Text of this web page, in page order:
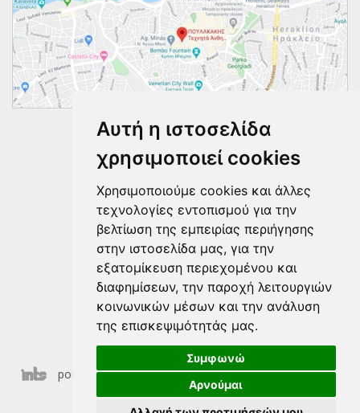
Αυτή η ιστοσελίδα
χρησιμοποιεί cookies
Χρησιμοποιούμε cookies και άλλες
τεχνολογίες εντοπισμού για την
βελτίωση της εμπειρίας περιήγησης
στην ιστοσελίδα μας, για την
εξατομίκευση περιεχομένου και
διαφημίσεων, την παροχή λειτουργιών
κοινωνικών μέσων και την ανάλυση
της επισκεψιμότητάς μας.
Συμφωνώ
Αρνούμαι
Ακολουθήστε μας
poulakakis © 2026 | Τελευταία ενημέρωση 08-08-2026
09:41